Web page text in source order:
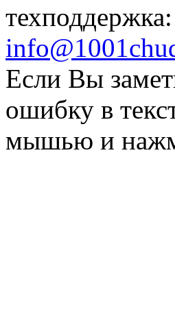
техподдержка:
Если Вы
ошибку в
мышью и